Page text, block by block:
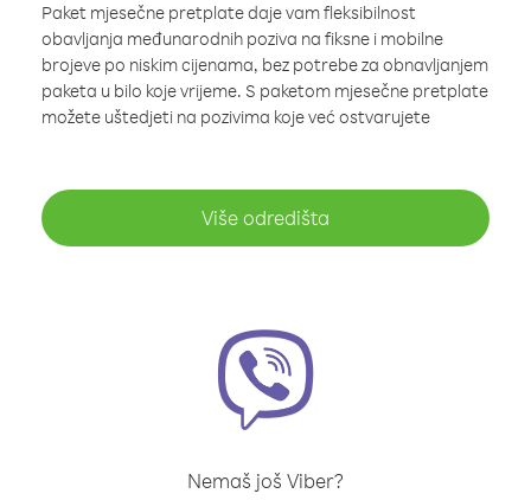
Paket mjesečne pretplate daje vam fleksibilnost
obavljanja međunarodnih poziva na fiksne i mobilne
brojeve po niskim cijenama, bez potrebe za obnavljanjem
paketa u bilo koje vrijeme. S paketom mjesečne pretplate
možete uštedjeti na pozivima koje već ostvarujete
Više odredišta
Nemaš još Viber?